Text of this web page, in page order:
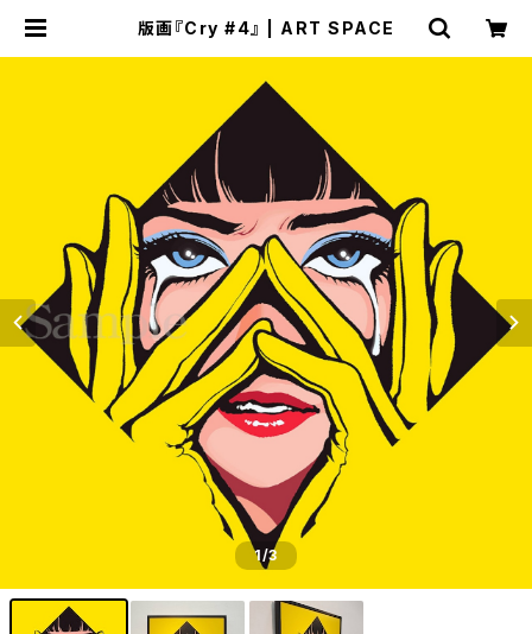
版画『Cry #4』 | ART SPACE
1/3